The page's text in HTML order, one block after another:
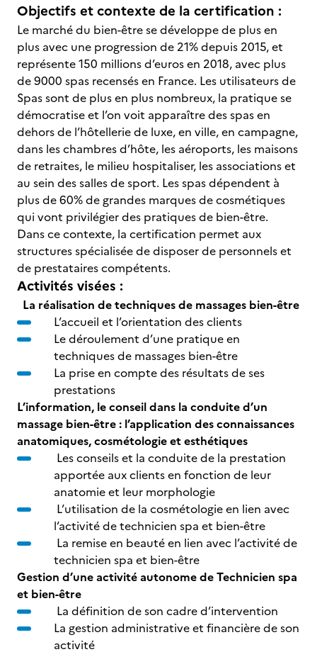
Objectifs et contexte de la certification :
Le marché du bien-être se développe de plus en
plus avec une progression de 21% depuis 2015, et
représente 150 millions d’euros en 2018, avec plus
de 9000 spas recensés en France. Les utilisateurs de
Spas sont de plus en plus nombreux, la pratique se
démocratise et l’on voit apparaître des spas en
dehors de l’hôtellerie de luxe, en ville, en campagne,
dans les chambres d’hôte, les aéroports, les maisons
de retraites, le milieu hospitaliser, les associations et
au sein des salles de sport. Les spas dépendent à
plus de 60% de grandes marques de cosmétiques
qui vont privilégier des pratiques de bien-être.
Dans ce contexte, la certification permet aux
structures spécialisée de disposer de personnels et
de prestataires compétents.
Activités visées :
La réalisation de techniques de massages bien-être
L’accueil et l’orientation des clients
Le déroulement d’une pratique en
techniques de massages bien-être
La prise en compte des résultats de ses
prestations
L’information, le conseil dans la conduite d’un
massage bien-être : l’application des connaissances
anatomiques, cosmétologie et esthétiques
Les conseils et la conduite de la prestation
apportée aux clients en fonction de leur
anatomie et leur morphologie
L’utilisation de la cosmétologie en lien avec
l’activité de technicien spa et bien-être
La remise en beauté en lien avec l’activité de
technicien spa et bien-être
Gestion d’une activité autonome de Technicien spa
et bien-être
La définition de son cadre d’intervention
La gestion administrative et financière de son
activité